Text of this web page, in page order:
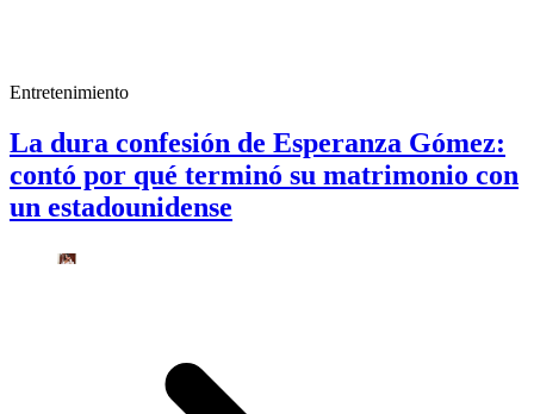
Entretenimiento
La dura confesión de Esperanza Gómez:
contó por qué terminó su matrimonio con
un estadounidense